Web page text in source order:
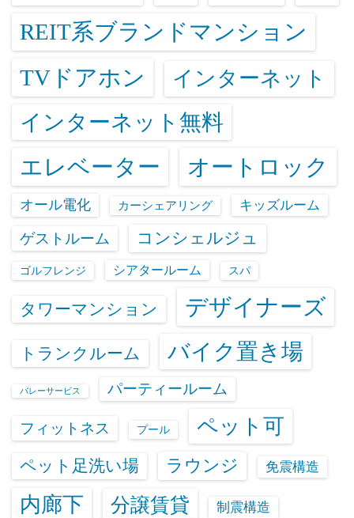
REIT系ブランドマンション
TVドアホン インターネット
インターネット無料
エレベーター オートロック
オール電化 カーシェアリング キッズルーム
ゲストルーム コンシェルジュ
ゴルフレンジ シアタールーム スパ
タワーマンション デザイナーズ
トランクルーム バイク置き場
バレーサービス パーティールーム
フィットネス プール ペット可
ペット足洗い場 ラウンジ 免震構造
内廊下 分譲賃貸 制震構造